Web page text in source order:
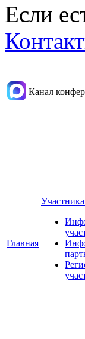
Если
Канал
Главная